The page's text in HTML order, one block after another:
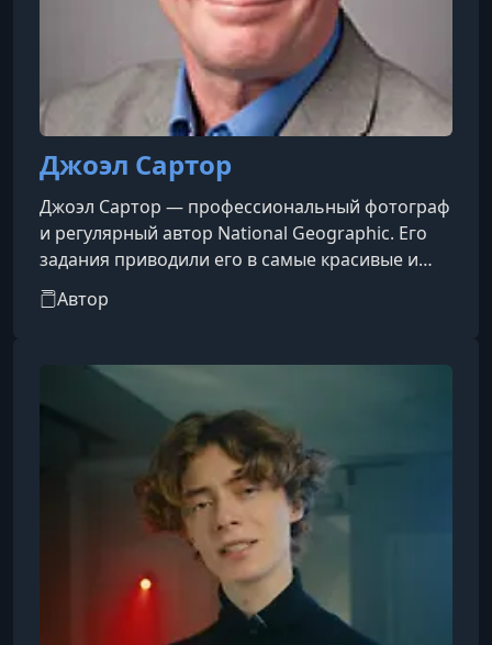
Джоэл Сартор
Джоэл Сартор — профессиональный фотограф
и регулярный автор National Geographic. Его
задания приводили его в самые красивые и
сложные уголки мира, где он встречался с
разнообразной дикой природой во всех 50
Недавно его признали стипендиатом National
Geographic за работу над проектом "The Photo
Ark", многолетним проектом по
документированию биологического
разнообразия мира в студийных портретах
(см. joelsarto
Автор